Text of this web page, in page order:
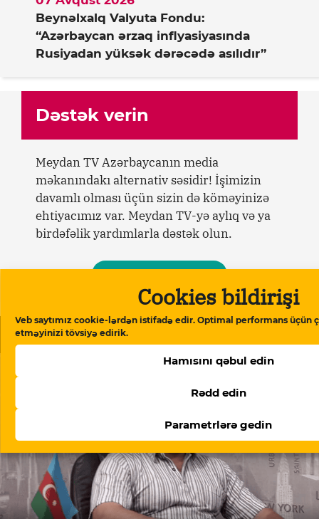
Cookies bildirişi
Veb saytımız cookie-lərdən istifadə edir. Optimal performans üçün
etməyinizi tövsiyə edirik.
Hamısını qəbul edin
Rədd edin
Parametrlərə gedin
Beynəlxalq Valyuta Fondu:
“Azərbaycan ərzaq inflyasiyasında
Rusiyadan yüksək dərəcədə asılıdır”
Dəstək verin
Meydan TV Azərbaycanın media
məkanındakı alternativ səsidir! İşimizin
davamlı olması üçün sizin də köməyinizə
ehtiyacımız var. Meydan TV-yə aylıq və ya
birdəfəlik yardımlarla dəstək olun.
Oxşar məqalələr